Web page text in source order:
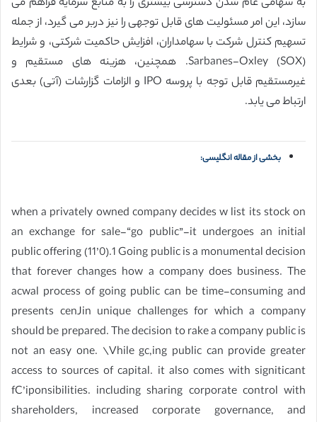
سازد، این امر مسئولیت های قابل توجهی را نیز دربر می گیرد، از جمله
تسهیم کنترل شرکت با سهامداران، افزایش حاکمیت شرکتی، و شرایط
Sarbanes-Oxley (SOX). همچنین، هزینه های مستقیم و
غیرمستقیم قابل توجه با پروسه IPO و الزامات گزارشات (آتی) بعدی
ارتباط می یابد.
بخشی از مقاله انگلیسی:
when a privately owned company decides w list its stock on
an exchange for sale-“go public”-it undergoes an initial
public offering (11’0).1 Going public is a monumental decision
that forever changes how a company does business. The
acwal process of going public can be time-consuming and
presents cenJin unique challenges for which a company
should be prepared. The decision to rake a company public is
not an easy one. \Vhile gc,ing public can provide greater
access to sources of capital. it also comes with signiticant
fC’iponsibilities. including sharing corporate control with
shareholders, increased corporate governance, and